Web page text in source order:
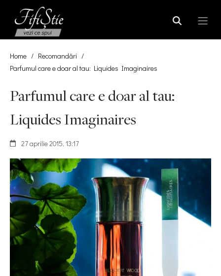
Home / Recomandări /
Parfumul care e doar al tau: Liquides Imaginaires
Parfumul care e doar al tau:
Liquides Imaginaires
27 aprilie 2015, 13:17